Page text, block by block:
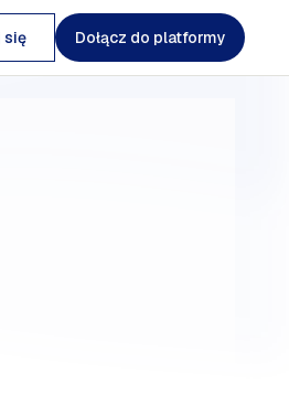
się Dołącz do platformy